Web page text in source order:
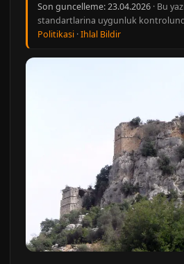
Son guncelleme:23.04.2026 · Bu
standartlarina uygunluk
Politikasi ·Ihlal Bildir